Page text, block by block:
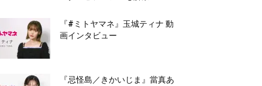
『#ミトヤマネ』玉城ティナ 動
画インタビュー
『忌怪島／きかいじま』當真あ